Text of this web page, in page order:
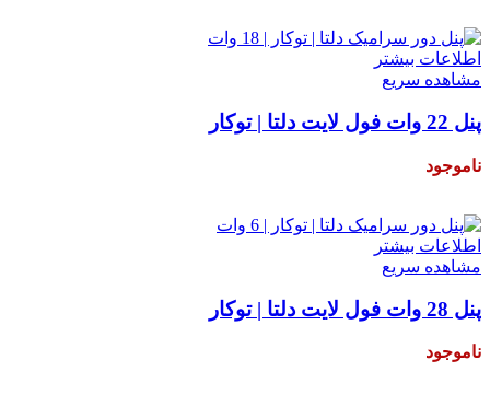
اطلاعات بیشتر
مشاهده سریع
پنل 22 وات فول لایت دلتا | توکار
ناموجود
اطلاعات بیشتر
مشاهده سریع
پنل 28 وات فول لایت دلتا | توکار
ناموجود